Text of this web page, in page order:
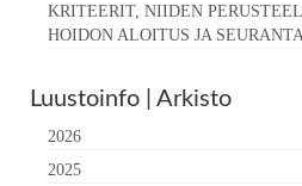
KRITEERIT, NIIDEN
HOIDON ALOITUS JA SEURANTA.
Luustoinfo | Arkisto
2026
2025